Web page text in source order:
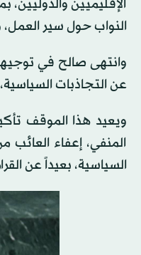
الإقليميين
النواب حول سير العمل،
وانتهى صالح في
عن التجاذبات
ويعيد هذا الموقف
المنفي، إعفاء
السياسية، بعيداً عن